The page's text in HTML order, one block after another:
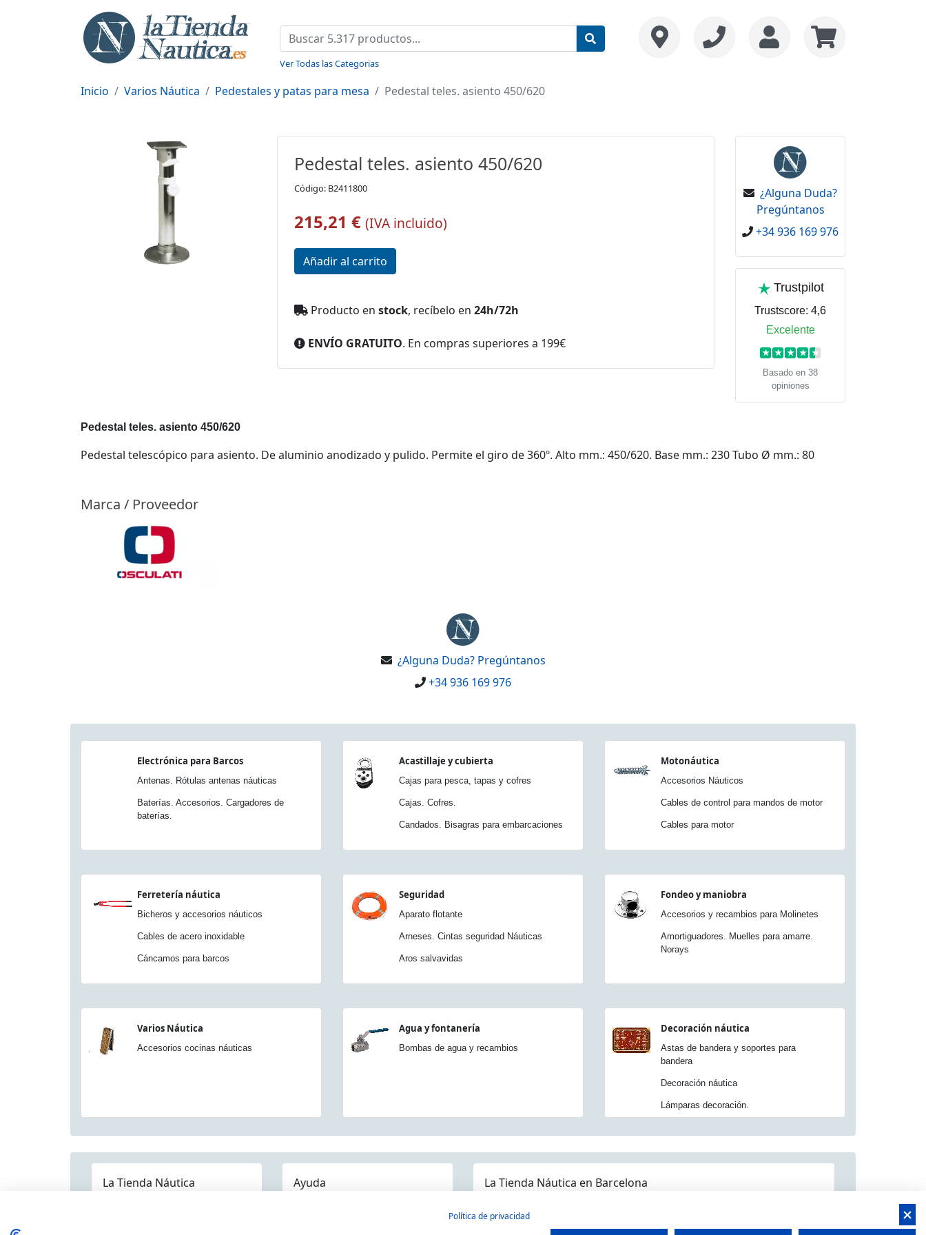
Ver Todas las Categorias
Inicio Varios Náutica Pedestales y patas para mesa Pedestal teles. asiento 450/620
Pedestal teles. asiento 450/620
Código: B2411800
215,21 € (IVA incluido)
Producto en stock, recíbelo en 24h/72h
ENVÍO GRATUITO. En compras superiores a 199€
¿Alguna Duda?
Pregúntanos
+34 936 169 976
Trustpilot
Trustscore: 4,6
Excelente
★ ★ ★ ★ ★
Basado en 38
opiniones
Pedestal teles. asiento 450/620
Pedestal telescópico para asiento. De aluminio anodizado y pulido. Permite el giro de 360º. Alto mm.: 450/620. Base mm.: 230 Tubo Ø mm.: 80
Marca / Proveedor
¿Alguna Duda? Pregúntanos
+34 936 169 976
Electrónica para Barcos
Antenas. Rótulas antenas náuticas
Baterías. Accesorios. Cargadores de
baterías.
Acastillaje y cubierta
Cajas para pesca, tapas y cofres
Cajas. Cofres.
Candados. Bisagras para embarcaciones
Motonáutica
Accesorios Náuticos
Cables de control para mandos de motor
Cables para motor
Ferretería náutica
Bicheros y accesorios náuticos
Cables de acero inoxidable
Cáncamos para barcos
Seguridad
Aparato flotante
Arneses. Cintas seguridad Náuticas
Aros salvavidas
Fondeo y maniobra
Accesorios y recambios para Molinetes
Amortiguadores. Muelles para amarre.
Norays
Varios Náutica
Accesorios cocinas náuticas
Agua y fontanería
Bombas de agua y recambios
Decoración náutica
Astas de bandera y soportes para
bandera
Decoración náutica
Lámparas decoración.
La Tienda Náutica Ayuda La Tienda Náutica en Barcelona
Política de privacidad